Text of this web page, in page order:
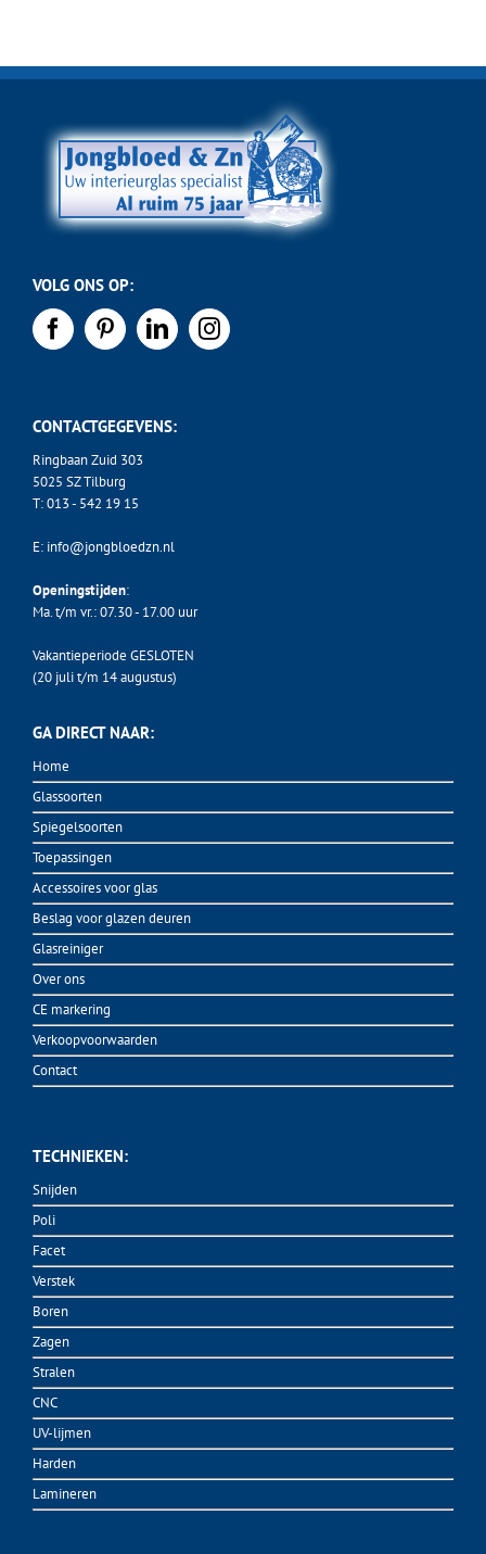
VOLG ONS OP:
CONTACTGEGEVENS:
Ringbaan Zuid 303
5025 SZ Tilburg
T:013 - 542 19 15
E: info@jongbloedzn.nl
Openingstijden:
Ma. t/m vr.: 07.30 - 17.00 uur
Vakantieperiode GESLOTEN
(20 juli t/m 14 augustus)
GA DIRECT NAAR:
Home
Glassoorten
Spiegelsoorten
Toepassingen
Accessoires voor glas
Beslag voor glazen deuren
Glasreiniger
Over ons
CE markering
Verkoopvoorwaarden
Contact
TECHNIEKEN:
Snijden
Poli
Facet
Verstek
Boren
Zagen
Stralen
CNC
UV-lijmen
Harden
Lamineren